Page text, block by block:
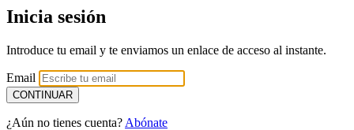
Inicia sesión
Introduce tu email y te enviamos un enlace de acceso al instante.
Email
¿Aún no tienes cuenta? Abónate